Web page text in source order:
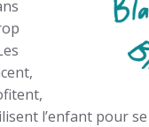
l’enfant pour